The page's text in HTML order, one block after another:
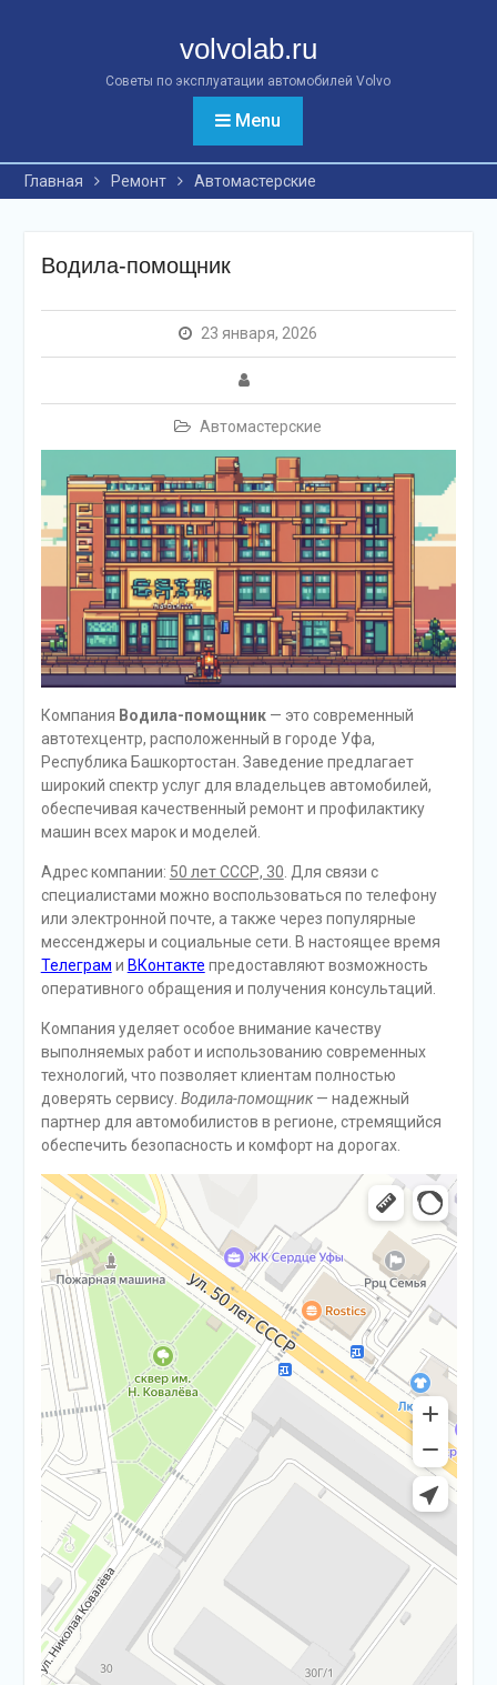
volvolab.ru
Советы по эксплуатации автомобилей Volvo
Menu
Главная Ремонт Автомастерские
Водила-помощник
23 января, 2026
Автомастерские
Компания Водила-помощник— это современный
автотехцентр, расположенный в городе Уфа,
Республика Башкортостан. Заведение предлагает
широкий спектр услуг для владельцев автомобилей,
обеспечивая качественный ремонт и профилактику
машин всех марок и моделей.
Адрес компании: 50 лет СССР, 30. Для связи с
специалистами можно воспользоваться по телефону
или электронной почте, а также через популярные
мессенджеры и социальные сети. В настоящее время
Телеграм и ВКонтакте предоставляют возможность
оперативного обращения и получения консультаций.
Компания уделяет особое внимание качеству
выполняемых работ и использованию современных
технологий, что позволяет клиентам полностью
доверять сервису. Водила-помощник— надежный
партнер для автомобилистов в регионе, стремящийся
обеспечить безопасность и комфорт на дорогах.